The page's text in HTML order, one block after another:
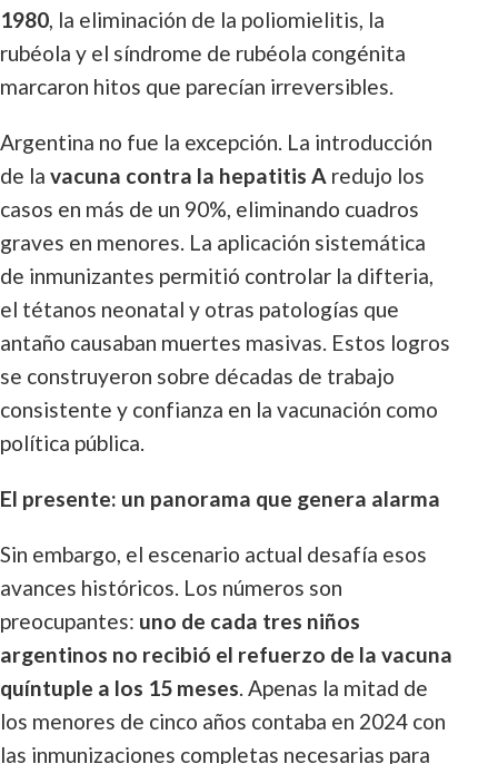
1980, la eliminación de la poliomielitis, la
rubéola y el síndrome de rubéola congénita
marcaron hitos que parecían irreversibles.
Argentina no fue la excepción. La introducción
de la vacuna contra la hepatitis A redujo los
casos en más de un 90%, eliminando cuadros
graves en menores. La aplicación sistemática
de inmunizantes permitió controlar la difteria,
el tétanos neonatal y otras patologías que
antaño causaban muertes masivas. Estos logros
se construyeron sobre décadas de trabajo
consistente y confianza en la vacunación como
política pública.
El presente: un panorama que genera alarma
Sin embargo, el escenario actual desafía esos
avances históricos. Los números son
preocupantes: uno de cada tres niños
argentinos no recibió el refuerzo de la vacuna
quíntuple a los 15 meses. Apenas la mitad de
los menores de cinco años contaba en 2024 con
las inmunizaciones completas necesarias para